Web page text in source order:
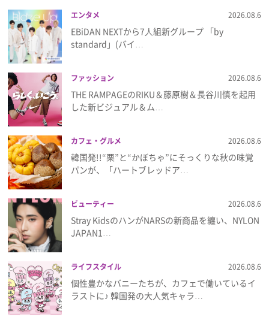
エンタメ 2026.08.6
EBiDAN NEXTから7⼈組新グループ 「by
standard」(バイ…
ファッション 2026.08.6
THE RAMPAGEのRIKU＆藤原樹＆長谷川慎を起用
した新ビジュアル＆ム…
カフェ・グルメ 2026.08.6
韓国発!!“栗”と“かぼちゃ”にそっくりな秋の味覚
パンが、「ハートブレッドア…
ビューティー 2026.08.6
Stray KidsのハンがNARSの新商品を纏い、NYLON
JAPAN1…
ライフスタイル 2026.08.6
個性豊かなバニーたちが、カフェで働いているイ
ラストに♪ 韓国発の大人気キャラ…